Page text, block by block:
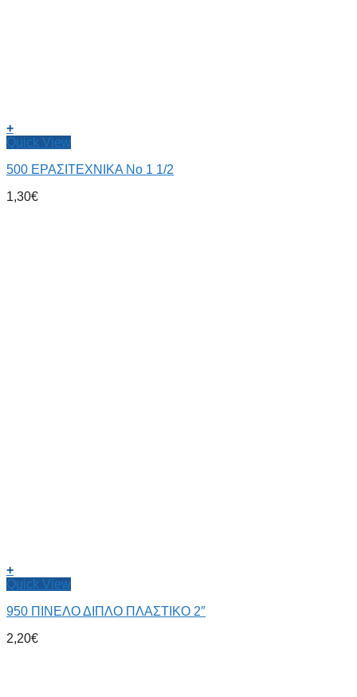
+
Quick View
500 ΕΡΑΣΙΤΕΧΝΙΚΑ Νο 1 1/2
1,30€
+
Quick View
950 ΠΙΝΕΛΟ ΔΙΠΛΟ ΠΛΑΣΤΙΚΟ 2″
2,20€